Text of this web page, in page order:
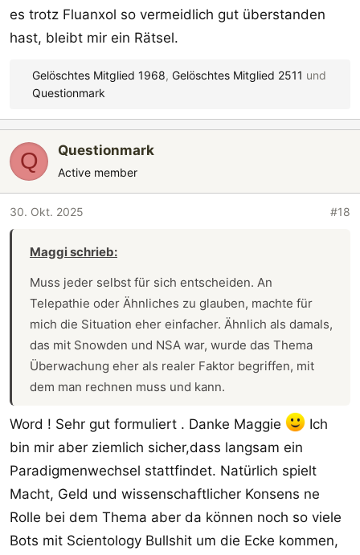
es trotz Fluanxol so vermeidlich gut überstanden
hast, bleibt mir ein Rätsel.
a
k
i
o
n
Gelöschtes Mitglied 1968, Gelöschtes Mitglied 2511 und
Questionmark
Q Questionmark
Active member
30. Okt. 2025 #18
Maggi schrieb:
Muss jeder selbst für sich entscheiden. An
Telepathie oder Ähnliches zu glauben, machte für
mich die Situation eher einfacher. Ähnlich als damals,
das mit Snowden und NSA war, wurde das Thema
Überwachung eher als realer Faktor begriffen, mit
dem man rechnen muss und kann.
Telepathie mag vielleicht kryptisch sein, aber wie
erklärst du dir das man mit Schizophrenie Dinge wie
Gedankenausbreitung, Gedankeneingabe oder auch
Fremdsteuerungserleben in Verbindung bringt? Das
mögen zwar Symptome sein, aber diese Dinge
finden statt und sind Teile der Problematik dieser
Word ! Sehr gut formuliert . Danke Maggie
Ich
bin mir aber ziemlich sicher,dass langsam ein
Paradigmenwechsel stattfindet. Natürlich spielt
Macht, Geld und wissenschaftlicher Konsens ne
Rolle bei dem Thema aber da können noch so viele
Bots mit Scientology Bullshit um die Ecke kommen,